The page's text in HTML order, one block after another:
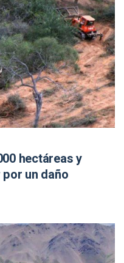
hectáreas y
un daño